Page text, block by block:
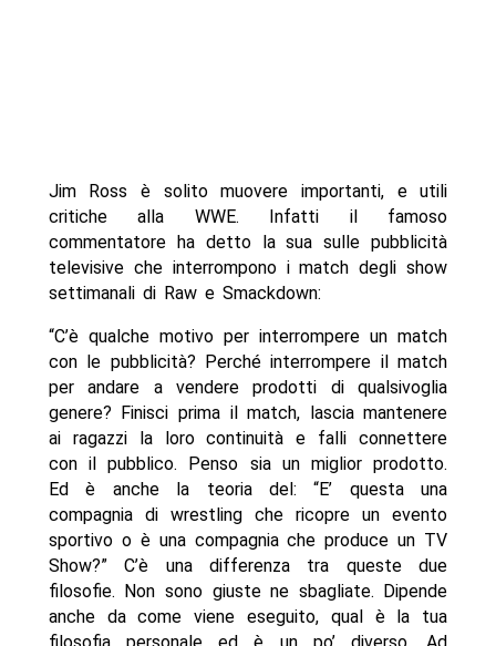
Jim Ross è solito muovere importanti, e utili
critiche alla WWE. Infatti il famoso
commentatore ha detto la sua sulle pubblicità
televisive che interrompono i match degli show
settimanali di Raw e Smackdown:
“C’è qualche motivo per interrompere un match
con le pubblicità? Perché interrompere il match
per andare a vendere prodotti di qualsivoglia
genere? Finisci prima il match, lascia mantenere
ai ragazzi la loro continuità e falli connettere
con il pubblico. Penso sia un miglior prodotto.
Ed è anche la teoria del: “E’ questa una
compagnia di wrestling che ricopre un evento
sportivo o è una compagnia che produce un TV
Show?” C’è una differenza tra queste due
filosofie. Non sono giuste ne sbagliate. Dipende
anche da come viene eseguito, qual è la tua